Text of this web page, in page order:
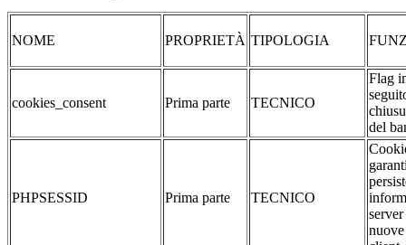
NOME PROPRIETÀ TIPOLOGIA
cookies_consent Prima parte TECNICO
Flag
del
PHPSESSID Prima parte TECNICO